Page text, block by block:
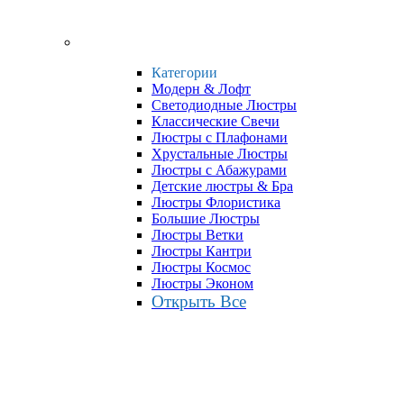
Категории
Модерн & Лофт
Светодиодные Люстры
Классические Свечи
Люстры с Плафонами
Хрустальные Люстры
Люстры с Абажурами
Детские люстры & Бра
Люстры Флористика
Большие Люстры
Люстры Ветки
Люстры Кантри
Люстры Космос
Люстры Эконом
Открыть Все